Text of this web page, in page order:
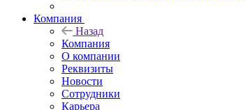
Компания
Назад
Компания
О компании
Реквизиты
Новости
Сотрудники
Карьера